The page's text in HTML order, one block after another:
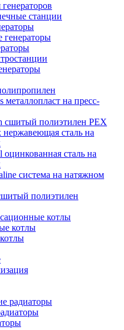
станции
генераторы
металлопласт на пресс-
сшитый полиэтилен PEX
сталь на
сталь на
система на натяжном
полиэтилен
котлы
котлы
радиаторы